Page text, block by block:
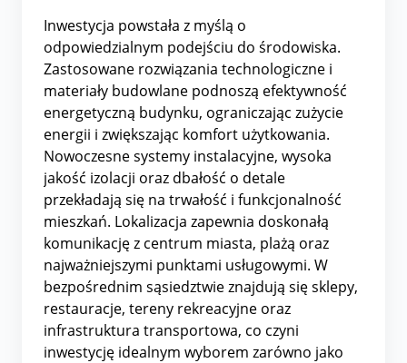
Inwestycja powstała z myślą o
odpowiedzialnym podejściu do środowiska.
Zastosowane rozwiązania technologiczne i
materiały budowlane podnoszą efektywność
energetyczną budynku, ograniczając zużycie
energii i zwiększając komfort użytkowania.
Nowoczesne systemy instalacyjne, wysoka
jakość izolacji oraz dbałość o detale
przekładają się na trwałość i funkcjonalność
mieszkań. Lokalizacja zapewnia doskonałą
komunikację z centrum miasta, plażą oraz
najważniejszymi punktami usługowymi. W
bezpośrednim sąsiedztwie znajdują się sklepy,
restauracje, tereny rekreacyjne oraz
infrastruktura transportowa, co czyni
inwestycję idealnym wyborem zarówno jako